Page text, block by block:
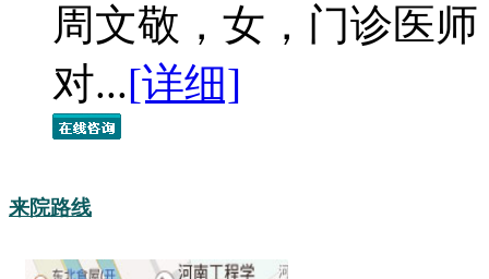
周文敬，女，门诊医
对...[详细]
来院路线